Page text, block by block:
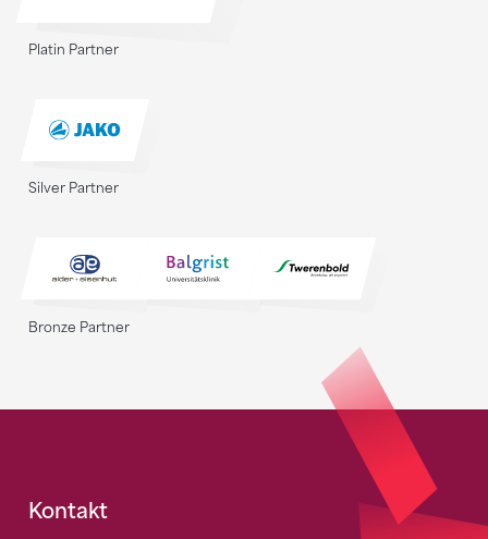
Platin Partner
Silver Partner
Bronze Partner
Fusszeile
Kontakt